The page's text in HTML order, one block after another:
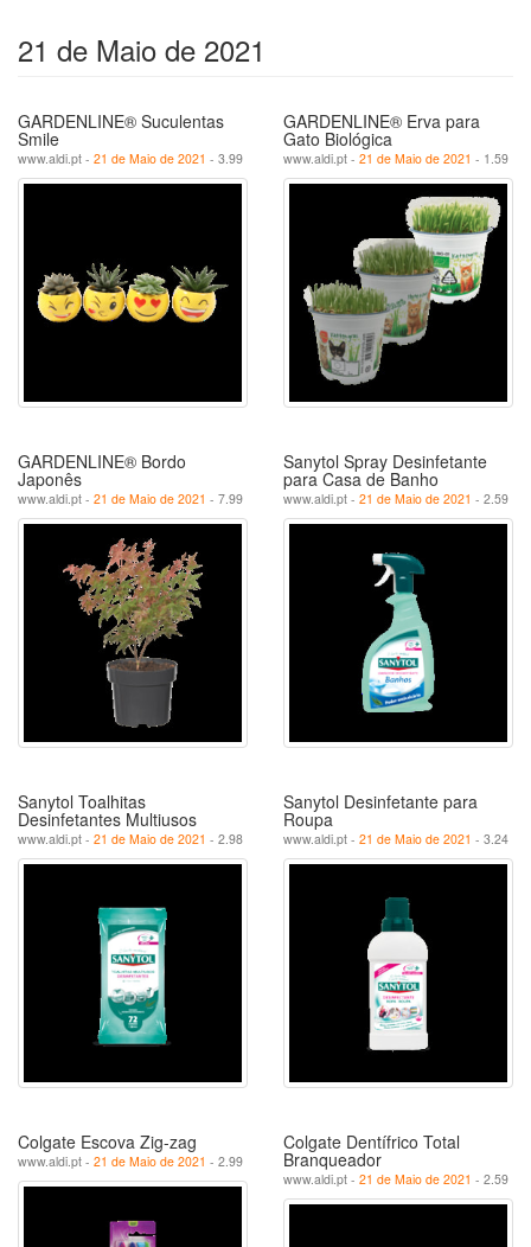
21 de Maio de 2021
GARDENLINE® Suculentas
Smile
www.aldi.pt - 21 de Maio de 2021 - 3.99
GARDENLINE® Erva para
Gato Biológica
www.aldi.pt - 21 de Maio de 2021 - 1.59
GARDENLINE® Bordo
Japonês
www.aldi.pt - 21 de Maio de 2021 - 7.99
Sanytol Spray Desinfetante
para Casa de Banho
www.aldi.pt - 21 de Maio de 2021 - 2.59
Sanytol Toalhitas
Desinfetantes Multiusos
www.aldi.pt - 21 de Maio de 2021 - 2.98
Sanytol Desinfetante para
Roupa
www.aldi.pt - 21 de Maio de 2021 - 3.24
Colgate Escova Zig-zag
www.aldi.pt - 21 de Maio de 2021 - 2.99
Colgate Dentífrico Total
Branqueador
www.aldi.pt - 21 de Maio de 2021 - 2.59